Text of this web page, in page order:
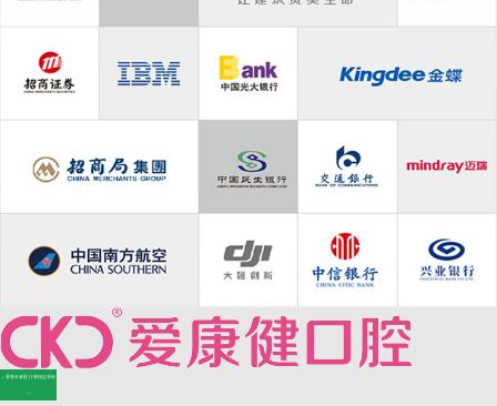
—香港长者医疗券指定牙科
—